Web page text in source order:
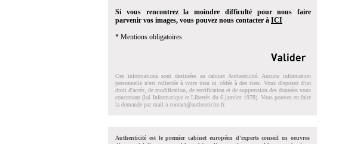
Si vous rencontrez la moindre difficulté pour nous faire
parvenir vos images, vous pouvez nous contacter à ICI
* Mentions obligatoires
Ces informations sont destinées au cabinet Authenticité. Aucune information
personnelle n'est collectée à votre insu ni cédée à des tiers. Vous disposez d'un
droit d'accés, de modification, de rectification et de suppression des données vous
concernant (loi Informatique et Libertés du 6 janvier 1978). Vous pouvez en faire
la demande par mail à contact@authenticite.fr.
Authenticité est le premier cabinet européen d'experts conseil en oeuvres